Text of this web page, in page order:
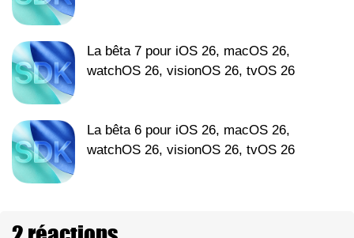
La bêta 7 pour iOS 26, macOS 26,
watchOS 26, visionOS 26, tvOS 26
La bêta 6 pour iOS 26, macOS 26,
watchOS 26, visionOS 26, tvOS 26